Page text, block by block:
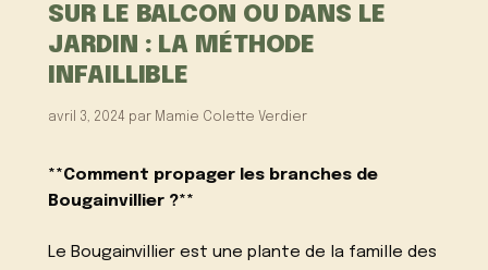
SUR LE BALCON OU DANS LE
JARDIN : LA MÉTHODE
INFAILLIBLE
avril 3, 2024 par Mamie Colette Verdier
**Comment propager les branches de
Bougainvillier ?**
Le Bougainvillier est une plante de la famille des